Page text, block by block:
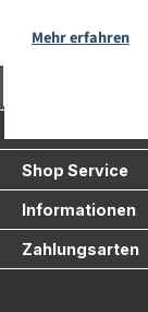
Mehr erfahren
Shop Service
Informationen
Zahlungsarten